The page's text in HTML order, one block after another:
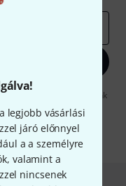
legjobb vásárlási
járó előnnyel
a a személyre
valamint a
nincsenek
hogy e-mailben küldjünk
A hírlevélről további
-ben talál.